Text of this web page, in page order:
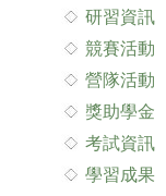
研習資訊
競賽活動
營隊活動
獎助學金
考試資訊
學習成果